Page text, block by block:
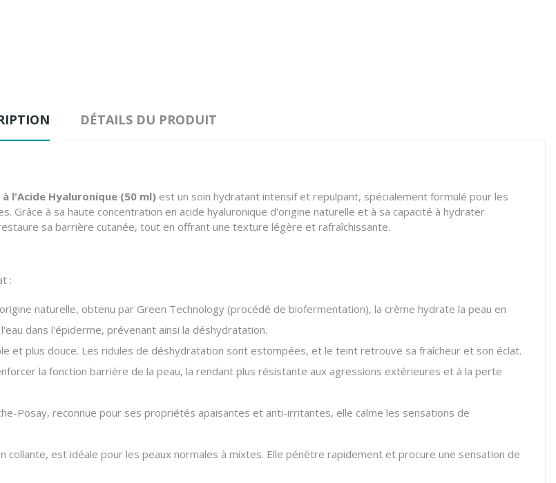
DÉTAILS DU PRODUIT
l'Acide Hyaluronique (50 ml) est un soin hydratant intensif et repulpant, spécialement formulé pour les
Grâce à sa haute concentration en acide hyaluronique d'origine naturelle et à sa capacité à hydrater
sa barrière cutanée, tout en offrant une texture légère et rafraîchissante.
:
naturelle, obtenu par Green Technology (procédé de biofermentation), la crème hydrate la peau en
dans l'épiderme, prévenant ainsi la déshydratation.
et plus douce. Les ridules de déshydratation sont estompées, et le teint retrouve sa fraîcheur et son éclat.
la fonction barrière de la peau, la rendant plus résistante aux agressions extérieures et à la perte
Posay, reconnue pour ses propriétés apaisantes et anti-irritantes, elle calme les sensations de
collante, est idéale pour les peaux normales à mixtes. Elle pénètre rapidement et procure une sensation de